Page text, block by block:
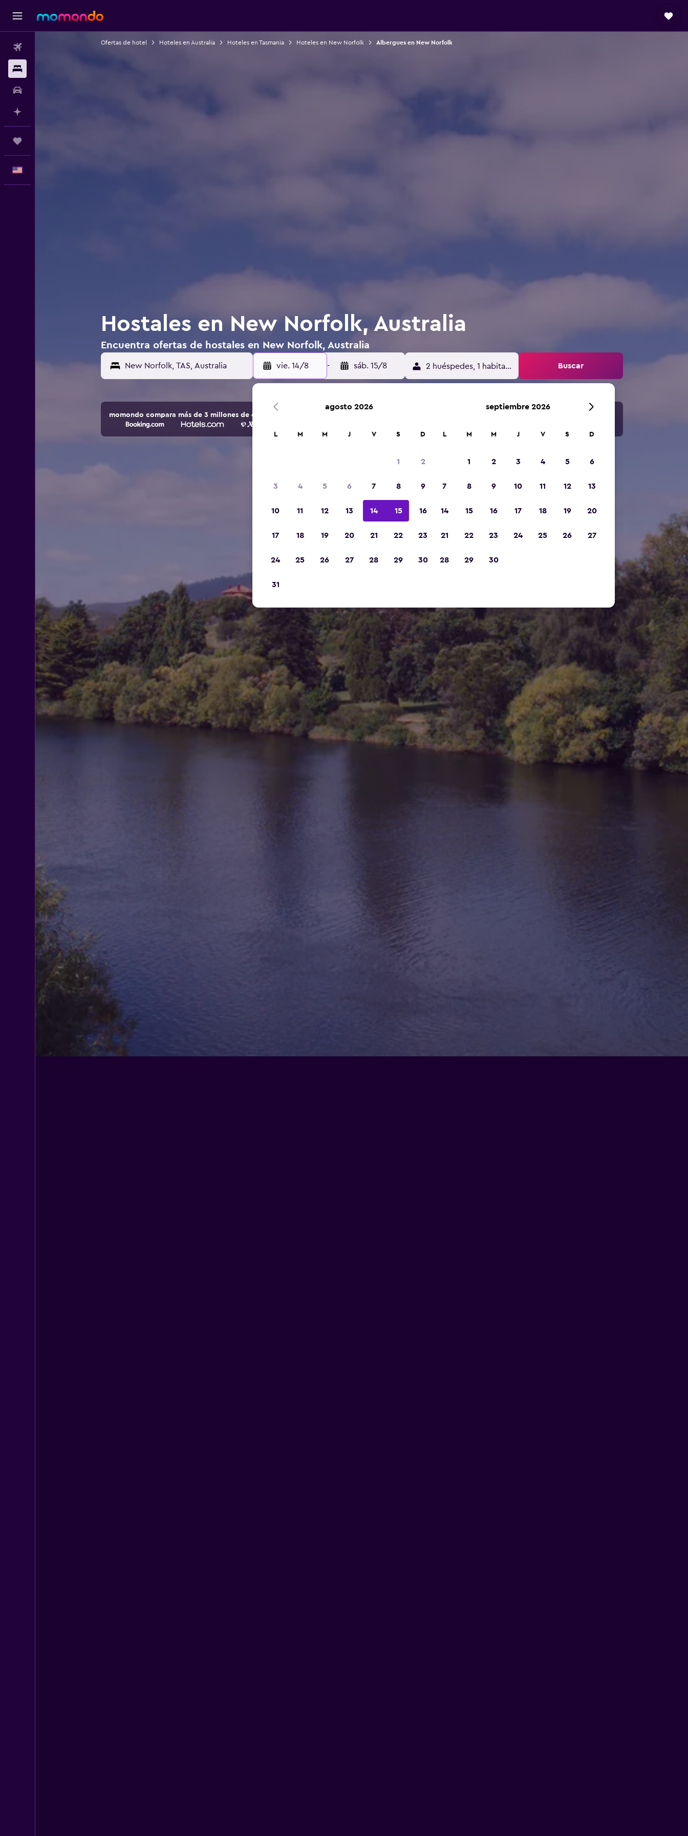
Ofertas de hotel Hoteles en Australia Hoteles en Tasmania Hoteles en New Norfolk Albergues en New Norfolk
Hostales en New Norfolk, Australia
Encuentra ofertas de hostales en New Norfolk, Australia
vie. 14/8 - sáb. 15/8 2 huéspedes, 1 habitación Buscar
momondo compara más de 3 millones de opciones de hoteles y alojamientos.
agosto 2026
L M M J V S D
1 2
3 4 5 6 7 8 9
10 11 12 13 14 15 16
17 18 19 20 21 22 23
24 25 26 27 28 29 30
31
septiembre 2026
L M M J V S D
1 2 3 4 5 6
7 8 9 10 11 12 13
14 15 16 17 18 19 20
21 22 23 24 25 26 27
28 29 30